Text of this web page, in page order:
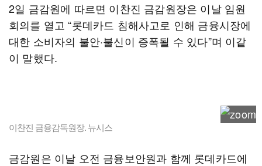
2일 금감원에 따르면 이찬진 금감원장은 이날 임원
회의를 열고 “롯데카드 침해사고로 인해 금융시장에
대한 소비자의 불안·불신이 증폭될 수 있다”며 이같
이 말했다.
이찬진 금융감독원장. 뉴시스
금감원은 이날 오전 금융보안원과 함께 롯데카드에